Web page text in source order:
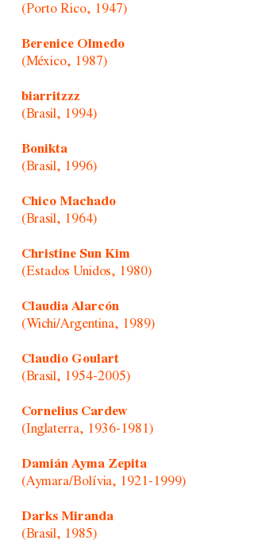
(Porto Rico, 1947)
Berenice Olmedo
(México, 1987)
biarritzzz
(Brasil, 1994)
Bonikta
(Brasil, 1996)
Chico Machado
(Brasil, 1964)
Christine Sun Kim
(Estados Unidos, 1980)
Claudia Alarcón
(Wichi/Argentina, 1989)
Claudio Goulart
(Brasil, 1954-2005)
Cornelius Cardew
(Inglaterra, 1936-1981)
Damián Ayma Zepita
(Aymara/Bolívia, 1921-1999)
Darks Miranda
(Brasil, 1985)